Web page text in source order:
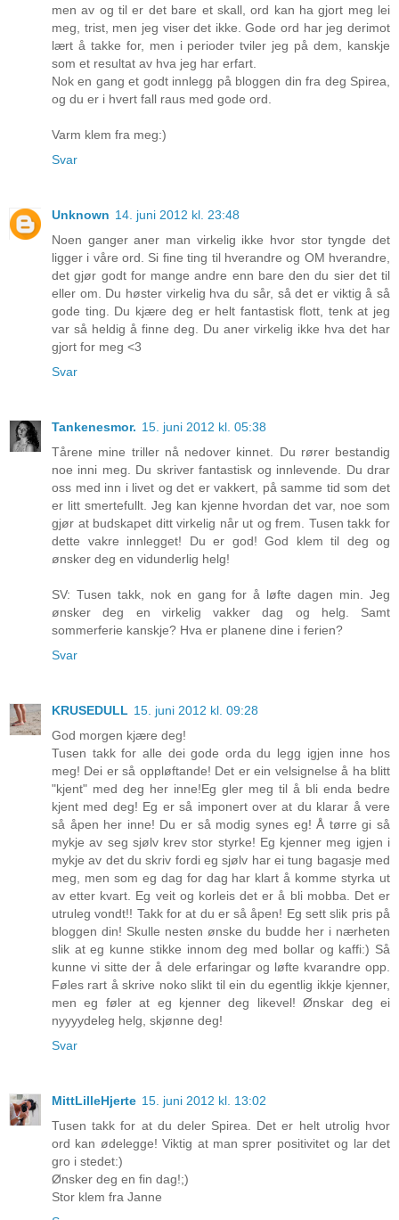
men av og til er det bare et skall, ord kan ha gjort meg lei
meg, trist, men jeg viser det ikke. Gode ord har jeg derimot
lært å takke for, men i perioder tviler jeg på dem, kanskje
som et resultat av hva jeg har erfart.
Nok en gang et godt innlegg på bloggen din fra deg Spirea,
og du er i hvert fall raus med gode ord.
Varm klem fra meg:)
Svar
Unknown 14. juni 2012 kl. 23:48
Noen ganger aner man virkelig ikke hvor stor tyngde det
ligger i våre ord. Si fine ting til hverandre og OM hverandre,
det gjør godt for mange andre enn bare den du sier det til
eller om. Du høster virkelig hva du sår, så det er viktig å så
gode ting. Du kjære deg er helt fantastisk flott, tenk at jeg
var så heldig å finne deg. Du aner virkelig ikke hva det har
gjort for meg <3
Svar
Tankenesmor. 15. juni 2012 kl. 05:38
Tårene mine triller nå nedover kinnet. Du rører bestandig
noe inni meg. Du skriver fantastisk og innlevende. Du drar
oss med inn i livet og det er vakkert, på samme tid som det
er litt smertefullt. Jeg kan kjenne hvordan det var, noe som
gjør at budskapet ditt virkelig når ut og frem. Tusen takk for
dette vakre innlegget! Du er god! God klem til deg og
ønsker deg en vidunderlig helg!
SV: Tusen takk, nok en gang for å løfte dagen min. Jeg
ønsker deg en virkelig vakker dag og helg. Samt
sommerferie kanskje? Hva er planene dine i ferien?
Svar
KRUSEDULL 15. juni 2012 kl. 09:28
God morgen kjære deg!
Tusen takk for alle dei gode orda du legg igjen inne hos
meg! Dei er så oppløftande! Det er ein velsignelse å ha blitt
"kjent" med deg her inne!Eg gler meg til å bli enda bedre
kjent med deg! Eg er så imponert over at du klarar å vere
så åpen her inne! Du er så modig synes eg! Å tørre gi så
mykje av seg sjølv krev stor styrke! Eg kjenner meg igjen i
mykje av det du skriv fordi eg sjølv har ei tung bagasje med
meg, men som eg dag for dag har klart å komme styrka ut
av etter kvart. Eg veit og korleis det er å bli mobba. Det er
utruleg vondt!! Takk for at du er så åpen! Eg sett slik pris på
bloggen din! Skulle nesten ønske du budde her i nærheten
slik at eg kunne stikke innom deg med bollar og kaffi:) Så
kunne vi sitte der å dele erfaringar og løfte kvarandre opp.
Føles rart å skrive noko slikt til ein du egentlig ikkje kjenner,
men eg føler at eg kjenner deg likevel! Ønskar deg ei
nyyyydeleg helg, skjønne deg!
Svar
MittLilleHjerte 15. juni 2012 kl. 13:02
Tusen takk for at du deler Spirea. Det er helt utrolig hvor
ord kan ødelegge! Viktig at man sprer positivitet og lar det
gro i stedet:)
Ønsker deg en fin dag!;)
Stor klem fra Janne